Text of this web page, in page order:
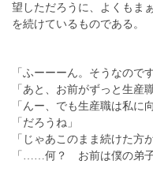
望しただろうに、よくもま
を続けているものである。
「ふーーーん。そうなので
「あと、お前がずっと生産
「んー、でも生産職は私に
「だろうね」
「じゃあこのまま続けた方
「……何？ お前は僕の弟子